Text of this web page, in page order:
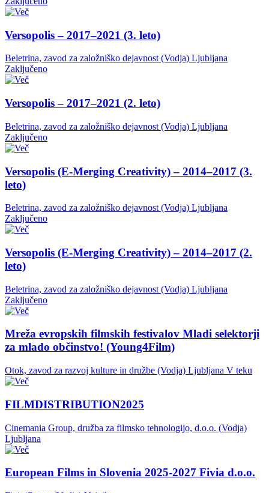
Versopolis – 2017–2021 (3. leto)
Beletrina, zavod za založniško dejavnost (Vodja) Ljubljana
Zaključeno
Versopolis – 2017–2021 (2. leto)
Beletrina, zavod za založniško dejavnost (Vodja) Ljubljana
Zaključeno
Versopolis (E-Merging Creativity) – 2014–2017 (3.
leto)
Beletrina, zavod za založniško dejavnost (Vodja) Ljubljana
Zaključeno
Versopolis (E-Merging Creativity) – 2014–2017 (2.
leto)
Beletrina, zavod za založniško dejavnost (Vodja) Ljubljana
Zaključeno
Mreža evropskih filmskih festivalov Mladi selektorji
za mlado občinstvo! (Young4Film)
Otok, zavod za razvoj kulture in družbe (Vodja) Ljubljana V teku
FILMDISTRIBUTION2025
Cinemania Group, družba za filmsko tehnologijo, d.o.o. (Vodja)
Ljubljana
European Films in Slovenia 2025-2027 Fivia d.o.o.